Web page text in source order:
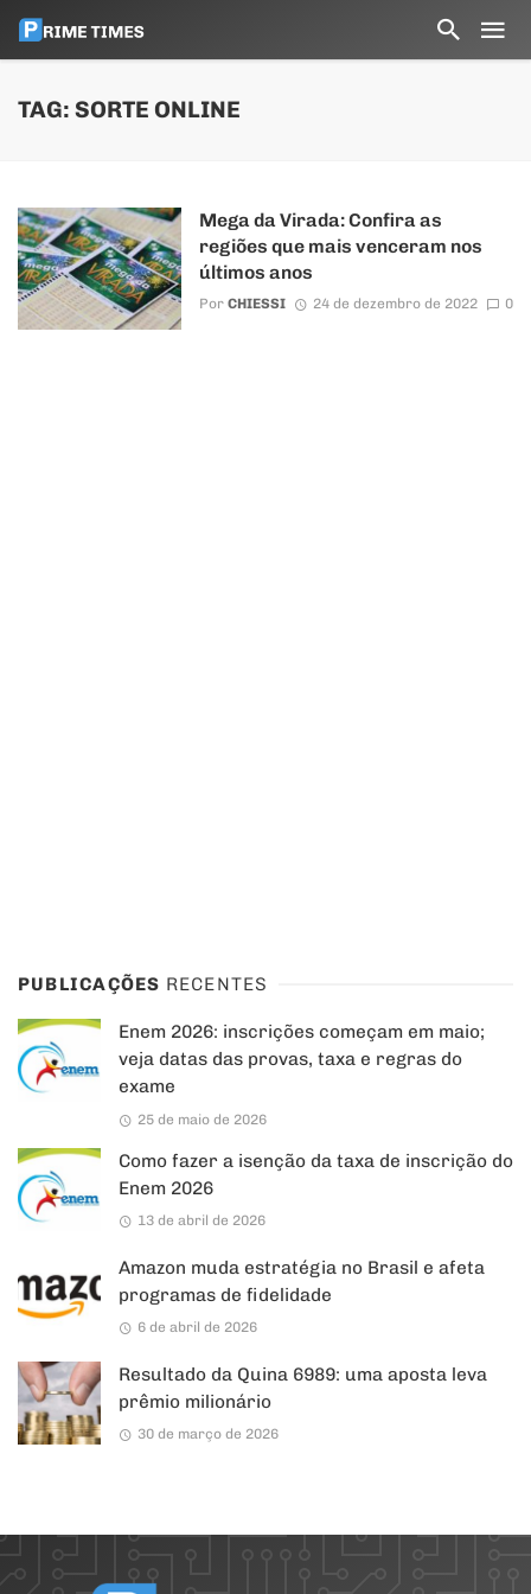
TAG: SORTE ONLINE
Mega da Virada: Confira as
regiões que mais venceram nos
últimos anos
Por CHIESSI 24 de dezembro de 2022 0
PUBLICAÇÕES RECENTES
Enem 2026: inscrições começam em maio;
veja datas das provas, taxa e regras do
exame
25 de maio de 2026
Como fazer a isenção da taxa de inscrição do
Enem 2026
13 de abril de 2026
Amazon muda estratégia no Brasil e afeta
programas de fidelidade
6 de abril de 2026
Resultado da Quina 6989: uma aposta leva
prêmio milionário
30 de março de 2026